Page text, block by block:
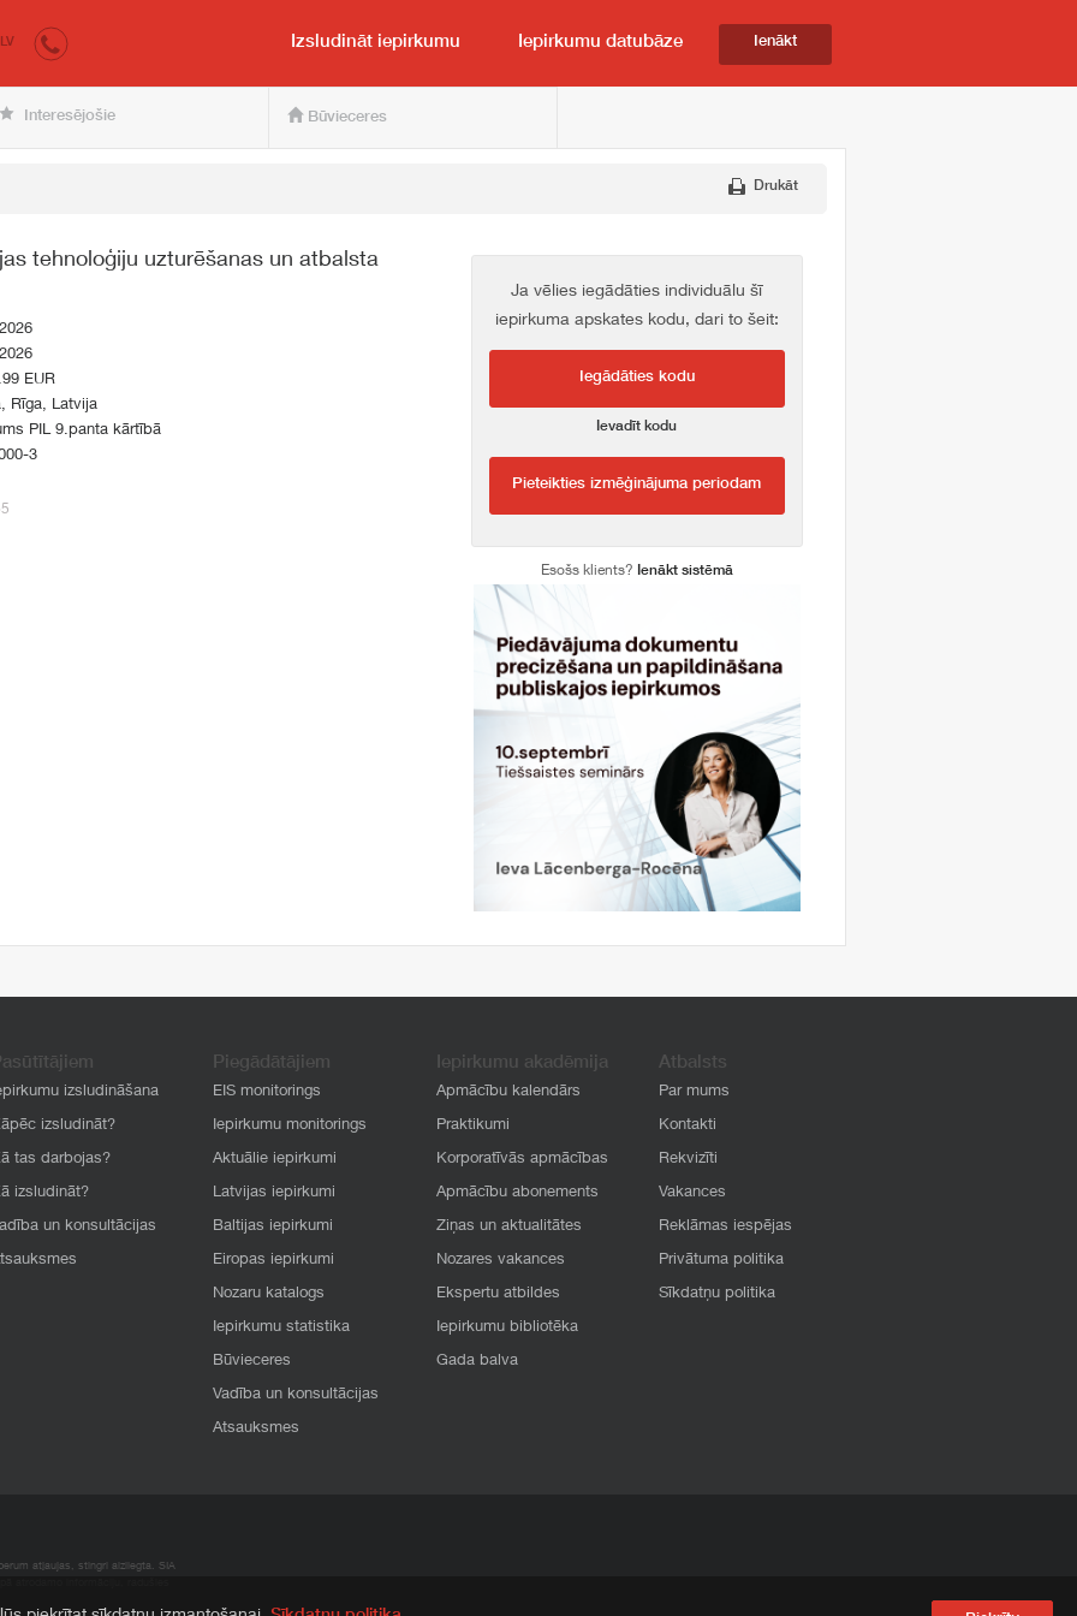
pircējam un pārdevējam
LV Izsludināt iepirkumu Iepirkumu datubāze Ienākt
Interesējošie Būvieceres
Drukāt
tehnoloģiju uzturēšanas un atbalsta
EUR
Rīga, Latvija
PIL 9.panta kārtībā
3
Ja vēlies iegādāties individuālu šī
iepirkuma apskates kodu, dari to šeit:
Iegādāties kodu
Ievadīt kodu
Pieteikties izmēģinājuma periodam
Esošs klients? Ienākt sistēmā
izsludināšana
izsludināt?
tas darbojas?
izsludināt?
un konsultācijas
Piegādātājiem
EIS monitorings
Iepirkumu monitorings
Aktuālie iepirkumi
Latvijas iepirkumi
Baltijas iepirkumi
Eiropas iepirkumi
Nozaru katalogs
Iepirkumu statistika
Būvieceres
Vadība un konsultācijas
Atsauksmes
Iepirkumu akadēmija
Apmācību kalendārs
Praktikumi
Korporatīvās apmācības
Apmācību abonements
Ziņas un aktualitātes
Nozares vakances
Ekspertu atbildes
Iepirkumu bibliotēka
Gada balva
Atbalsts
Par mums
Kontakti
Rekvizīti
Vakances
Reklāmas iespējas
Privātuma politika
Sīkdatņu politika
atļaujas, stingri aizliegta. SIA